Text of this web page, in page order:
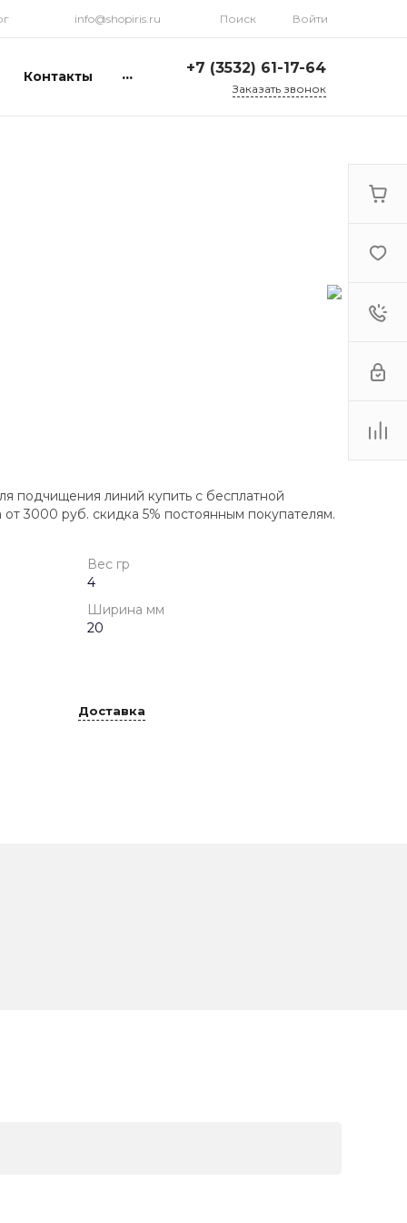
info@shopiris.ru Поиск Войти
Контакты ... +7 (3532) 61-17-64
Заказать звонок
подчищения линий купить с бесплатной
от 3000 руб. скидка 5% постоянным покупателям.
Вес гр
4
Ширина мм
20
Доставка